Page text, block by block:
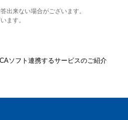
出来ない場合がございます。
ます。
ソフト連携するサービスのご紹介